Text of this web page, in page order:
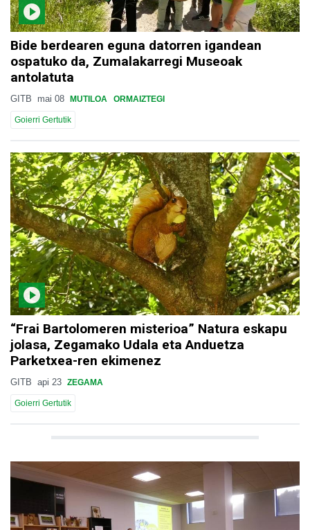
Bide berdearen eguna datorren igandean
ospatuko da, Zumalakarregi Museoak
antolatuta
GITB mai 08 MUTILOA ORMAIZTEGI
Goierri Gertutik
“Frai Bartolomeren misterioa” Natura eskapu
jolasa, Zegamako Udala eta Anduetza
Parketxea-ren ekimenez
GITB api 23 ZEGAMA
Goierri Gertutik